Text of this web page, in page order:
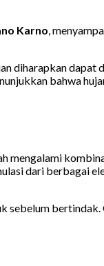
Karno ,
diharapkan dapat
bahwa
mengalami
dari berbagai
sebelum bertindak.